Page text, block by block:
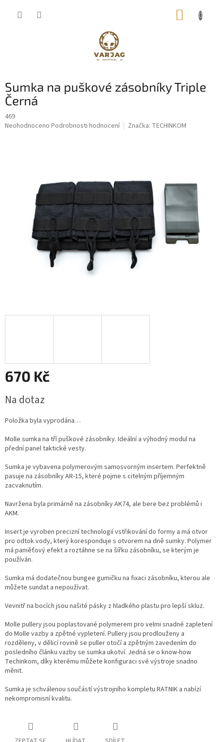
Sumka na puškové zásobníky Triple
Černá
469
Průměrné
Neohodnoceno Podrobnosti hodnocení Značka: TECHINKOM
670 Kč
cena:
Na dotaz
Položka byla vyprodána…
Molle sumka na tří puškové zásobníky. Ideální a výhodný modul na
přední panel taktické vesty.
Sumka je vybavena polymerovým samosvorným insertem. Perfektně
pasuje na zásobníky AR-15, které pojme s citelným příjemným
zacvaknutím.
Navržena byla primárně na zásobníky AK74, ale bere bez problémů i
AKM.
Insert je vyroben precizní technologií vstřikování do formy a má otvor
pro odtok vody, který koresponduje s otvorem na dně sumky. Polymer
má paměťový efekt a roztáhne se na šířku zásobníku, se kterým je
používán.
Sumka má dodatečnou bungee gumičku na fixaci zásobníku, kterou ale
můžete sundat a nepoužívat.
Vevnitř na bocích jsou našité pásky z hladkého plastu pro lepší skluz.
Molle pullery jsou poplastované polymerem pro velmi snadné zapletení
do Molle vazby a zpětné vypletení. Pullery jsou prodlouženy a
rozděleny, v dělicí rovině se puller otočí a zpětným zavedením do
posledního článku vazby se sumka ukotví. Jedná se o know-how
Techinkom, díky kterému můžete konfiguraci své výstroje snadno
měnit.
Sumka je schválenou součástí výstrojního kompletu RATNIK a nabízí
nekompromisní kvalitu.